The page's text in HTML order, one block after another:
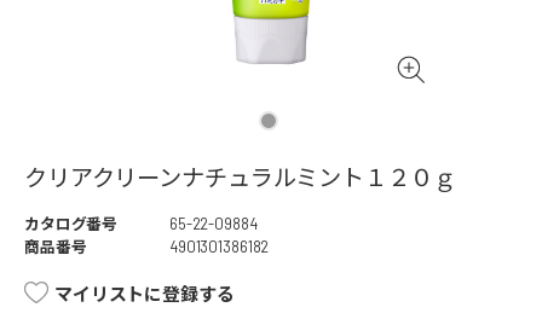
クリアクリーンナチュラルミント１２０ｇ
カタログ番号
65-22-09884
商品番号
4901301386182
マイリストに登録する